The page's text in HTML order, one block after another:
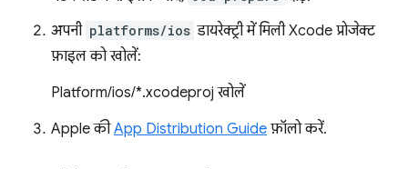
अपनी platforms/ios डायरेक्ट्री में मिली Xcode प्रोजेक्ट
फ़ाइल को खोलें:
Platform/ios/*.xcodeproj खोलें
Apple कीApp Distribution Guide फ़ॉलो करें.